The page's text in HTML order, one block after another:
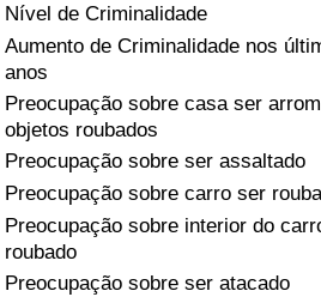
Nível de Criminalidade
Aumento de Criminalidade nos
anos
Preocupação sobre casa ser
objetos roubados
Preocupação sobre ser assaltado
Preocupação sobre carro ser
Preocupação sobre interior do
roubado
Preocupação sobre ser atacado
Indicador de Crime
Índice de criminalidade por país
Saúde
Indicador de Saúde (Atual)
Indicador de Saúde